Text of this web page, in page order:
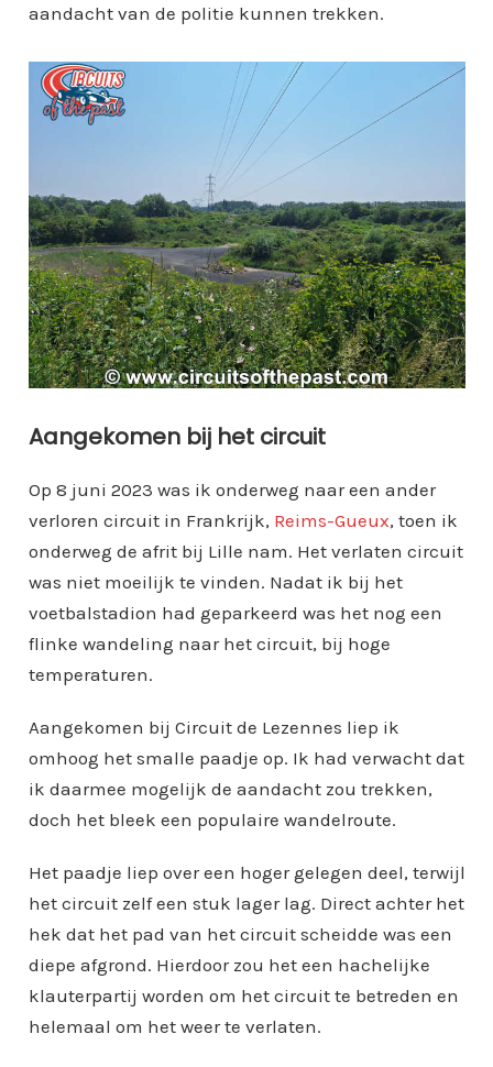
aandacht van de politie kunnen trekken.
Aangekomen bij het circuit
Op 8 juni 2023 was ik onderweg naar een ander
verloren circuit in Frankrijk, Reims-Gueux, toen ik
onderweg de afrit bij Lille nam. Het verlaten circuit
was niet moeilijk te vinden. Nadat ik bij het
voetbalstadion had geparkeerd was het nog een
flinke wandeling naar het circuit, bij hoge
temperaturen.
Aangekomen bij Circuit de Lezennes liep ik
omhoog het smalle paadje op. Ik had verwacht dat
ik daarmee mogelijk de aandacht zou trekken,
doch het bleek een populaire wandelroute.
Het paadje liep over een hoger gelegen deel, terwijl
het circuit zelf een stuk lager lag. Direct achter het
hek dat het pad van het circuit scheidde was een
diepe afgrond. Hierdoor zou het een hachelijke
klauterpartij worden om het circuit te betreden en
helemaal om het weer te verlaten.